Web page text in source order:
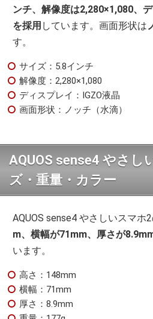
ンチ、解像度は2,280×1,080、
を採用 しています。画面形状は
す。
サイズ：5.8インチ
解像度：2,280×1,080
ディスプレイ：IGZO液晶
画面形状：ノッチ（水滴）
AQUOS sense4 やさし
ズ・重量・カラー
AQUOS sense4 やさしいスマホ
m、横幅が71mm、厚さが
います。
高さ：148mm
横幅：71mm
厚さ：8.9mm